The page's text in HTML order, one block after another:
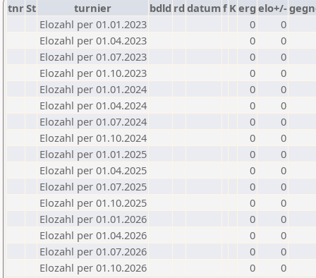
tnrSt turnier bdld rd datumf Kerg elo+/-
Elozahl per 01.01.2023
0
0
Elozahl per 01.04.2023
0
0
Elozahl per 01.07.2023
0
0
Elozahl per 01.10.2023
0
0
Elozahl per 01.01.2024
0
0
Elozahl per 01.04.2024
0
0
Elozahl per 01.07.2024
0
0
Elozahl per 01.10.2024
0
0
Elozahl per 01.01.2025
0
0
Elozahl per 01.04.2025
0
0
Elozahl per 01.07.2025
0
0
Elozahl per 01.10.2025
0
0
Elozahl per 01.01.2026
0
0
Elozahl per 01.04.2026
0
0
Elozahl per 01.07.2026
0
0
Elozahl per 01.10.2026
0 0